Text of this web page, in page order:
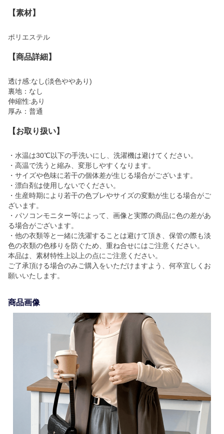
【素材】
ポリエステル
【商品詳細】
透け感:なし(淡色ややあり)
裏地：なし
伸縮性:あり
厚み：普通
【お取り扱い】
・水温は30℃以下の手洗いにし、洗濯機は避けてください。
・高温で洗うと縮み、変形しやすくなります。
・サイズや色味に若干の個体差が生じる場合がございます。
・漂白剤は使用しないでください。
・生産時期により若干の色ブレやサイズの変動が生じる場合がご
ざいます。
・パソコンモニター等によって、画像と実際の商品に色の差があ
る場合がございます。
・他の衣類等と一緒に洗濯することは避けて頂き、保管の際も淡
色の衣類の色移りを防ぐため、重ね合せにはご注意ください。
本品は、素材特性上以上の点にご注意ください。
ご了承頂ける場合のみご購入をいただけますよう、何卒宜しくお
願いいたします。
商品画像